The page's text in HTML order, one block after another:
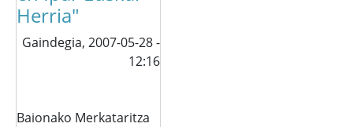
Herria"
Gaindegia, 2007-05-28 -
12:16
Baionako Merkataritza